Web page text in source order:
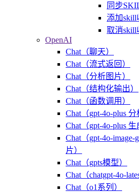
同步
添加skill
取消skill
OpenAI
Chat（聊天）
Chat（流式返回）
Chat（分析图片）
Chat（结构化输出）
Chat（函数调用）
Chat（gpt-4o-plus 分
Chat（gpt-4o-plus 生
Chat（gpt-4o-image-
片）
Chat（gpts模型）
Chat（chatgpt-4o-
Chat（o1系列）